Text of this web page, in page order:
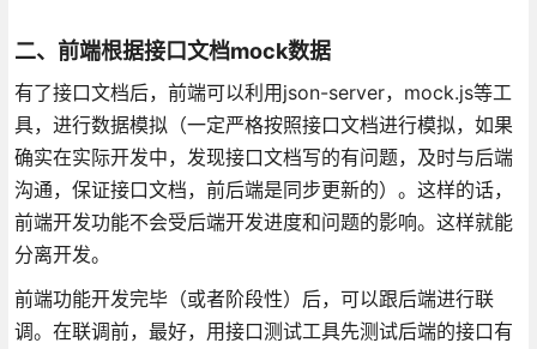
二、前端根据接口文档mock数据
有了接口文档后，前端可以利用json-server，mock.js等工
具，进行数据模拟（一定严格按照接口文档进行模拟，如果
确实在实际开发中，发现接口文档写的有问题，及时与后端
沟通，保证接口文档，前后端是同步更新的）。这样的话，
前端开发功能不会受后端开发进度和问题的影响。这样就能
分离开发。
前端功能开发完毕（或者阶段性）后，可以跟后端进行联
调。在联调前，最好，用接口测试工具先测试后端的接口有